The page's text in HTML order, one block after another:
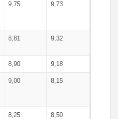
9,75 9,73
8,81 9,32
8,90 9,18
9,00 8,15
8,25 8,50